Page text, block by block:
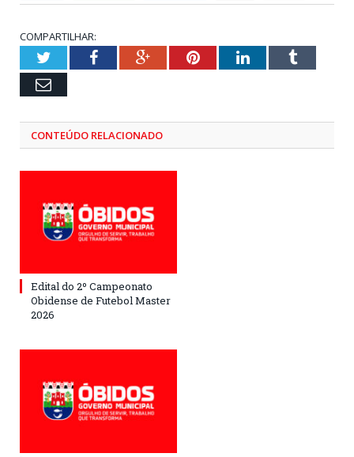
COMPARTILHAR:
TwitterFacebookGoogle+PinterestLinkedInTumblr
Email
CONTEÚDO RELACIONADO
Edital do 2º Campeonato
Obidense de Futebol Master
2026